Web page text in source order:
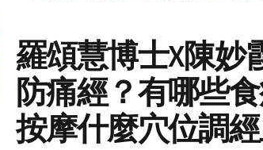
羅頌慧博士X陳妙
防痛經？有哪些
按摩什麼穴位調